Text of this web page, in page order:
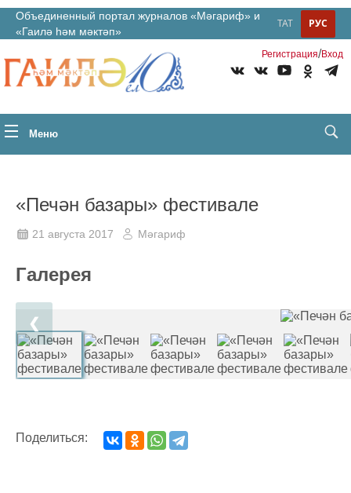
Объединенный портал журналов «Мәгариф» и
«Гаилә һәм мәктәп»
РУС
ТАТ
Регистрация/Вход
Меню
«Печән базары» фестивале
21 августа 2017 Мәгариф
Галерея
❮
Поделиться: